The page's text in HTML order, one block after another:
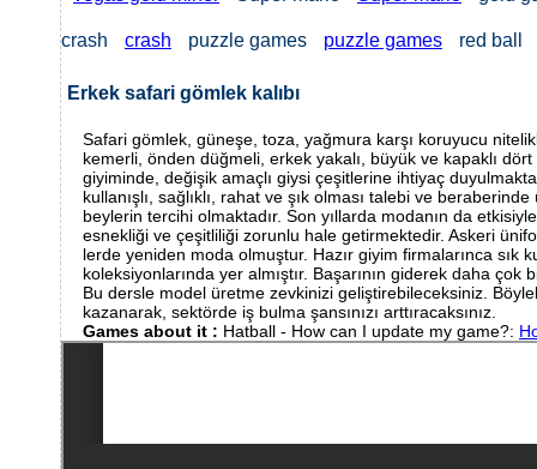
crash crash puzzle games puzzle games red ball
Erkek safari gömlek kalıbı
Safari gömlek, güneşe, toza, yağmura karşı koruyucu
kemerli, önden düğmeli, erkek yakalı, büyük ve kapaklı
giyiminde, değişik amaçlı giysi çeşitlerine ihtiyaç
kullanışlı, sağlıklı, rahat ve şık olması talebi ve
beylerin tercihi olmaktadır. Son yıllarda modanın da
esnekliği ve çeşitliliği zorunlu hale getirmektedir. Askeri
lerde yeniden moda olmuştur. Hazır giyim firmalarınca sık
koleksiyonlarında yer almıştır. Başarının giderek daha
Bu dersle model üretme zevkinizi geliştirebileceksiniz.
kazanarak, sektörde iş bulma şansınızı arttıracaksınız.
Games about it : Hatball - How can I update my game?: